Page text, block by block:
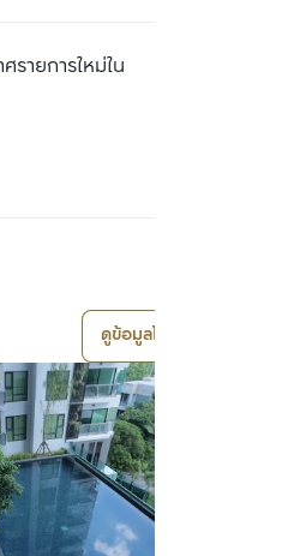
รายการใหม่ใน
ดูข้อมูลโครงการ